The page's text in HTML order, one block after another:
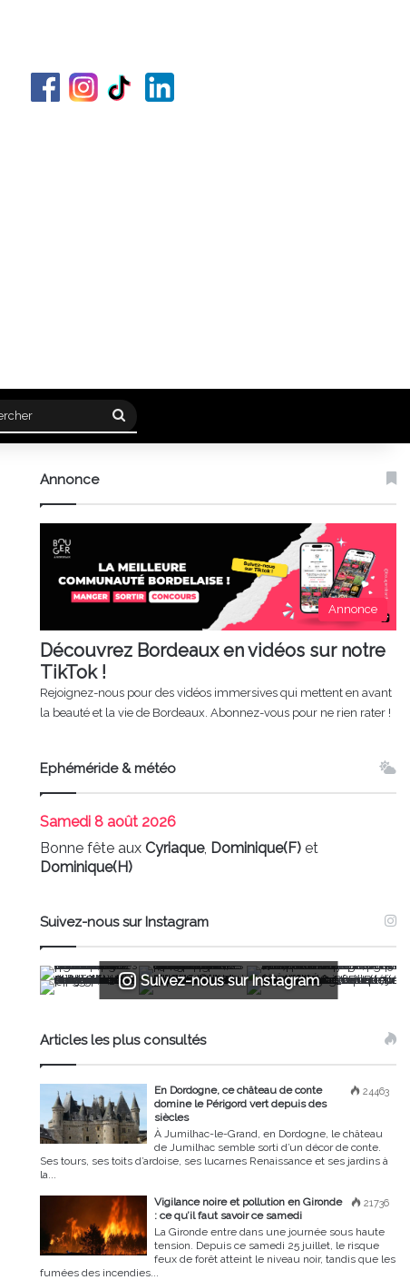
Rechercher
Annonce
Annonce
Découvrez Bordeaux en vidéos sur notre
TikTok !
Rejoignez-nous pour des vidéos immersives qui mettent en avant
la beauté et la vie de Bordeaux. Abonnez-vous pour ne rien rater !
Ephéméride & météo
Samedi 8 août 2026
Bonne fête auxCyriaque, Dominique(F) et
Dominique(H)
Suivez-nous sur Instagram
Suivez-nous sur Instagram
Articles les plus consultés
24463
En Dordogne, ce château de conte
domine le Périgord vert depuis des
siècles
À Jumilhac-le-Grand, en Dordogne, le château
de Jumilhac semble sorti d’un décor de conte.
Ses tours, ses toits d’ardoise, ses lucarnes Renaissance et ses jardins à
la...
21736
Vigilance noire et pollution en Gironde
: ce qu’il faut savoir ce samedi
La Gironde entre dans une journée sous haute
tension. Depuis ce samedi 25 juillet, le risque
feux de forêt atteint le niveau noir, tandis que les
fumées des incendies...